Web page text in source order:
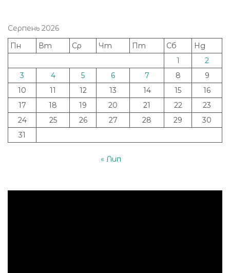
Серпень 2026
Пн
Вт Ср Чт Пт Сб
Нд
1
2
3
4 5 6 7 8
9
10
11 12 13 14 15
16
17
18 19 20 21 22
23
24
25 26 27 28 29
30
31
« Лип